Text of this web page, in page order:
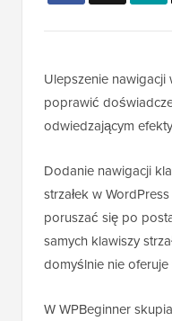
Ulepszenie
poprawić
odwiedzającym
Dodanie nawigacji
strzałek w
poruszać się po
samych klawiszy
domyślnie nie
W WPBeginner